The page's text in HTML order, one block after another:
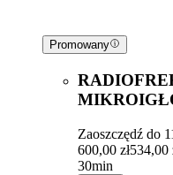
Promowany
Zaoszczędź do
600,00 zł534,00
30min